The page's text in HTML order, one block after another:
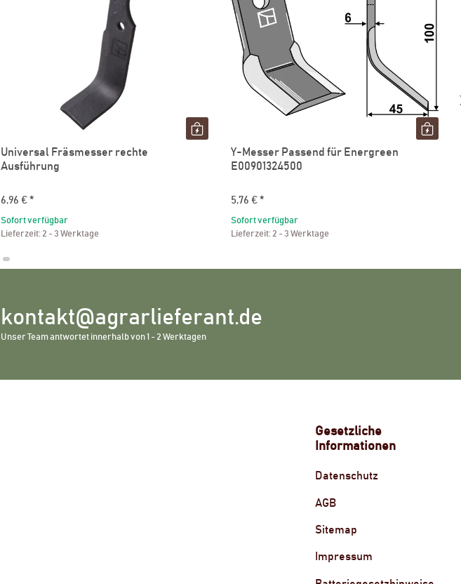
Universal Fräsmesser rechte
Ausführung
6,96 € *
Sofort verfügbar
Lieferzeit: 2 - 3 Werktage
Y-Messer Passend für Energreen
E00901324500
5,76 € *
Sofort verfügbar
Lieferzeit: 2 - 3 Werktage
kontakt@agrarlieferant.de
Unser Team antwortet innerhalb von 1 - 2 Werktagen
Gesetzliche
Informationen
Datenschutz
AGB
Sitemap
Impressum